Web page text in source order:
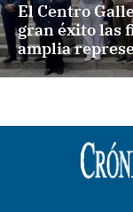
El Centro
gran éxito las
amplia